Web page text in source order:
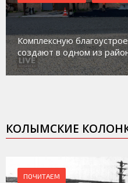
Магадан присоединился
работе с
социального риска
КОЛЫМСКИЕ
ПОЧИТАЕМ